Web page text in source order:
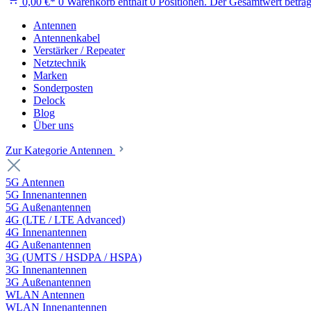
Antennen
Antennenkabel
Verstärker / Repeater
Netztechnik
Marken
Sonderposten
Delock
Blog
Über uns
Zur Kategorie Antennen
5G Antennen
5G Innenantennen
5G Außenantennen
4G (LTE / LTE Advanced)
4G Innenantennen
4G Außenantennen
3G (UMTS / HSDPA / HSPA)
3G Innenantennen
3G Außenantennen
WLAN Antennen
WLAN Innenantennen